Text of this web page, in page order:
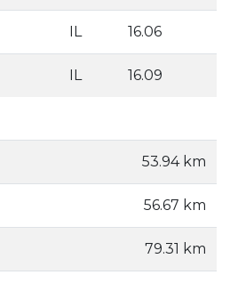
IL 16.06
IL 16.09
53.94 km
56.67 km
79.31 km